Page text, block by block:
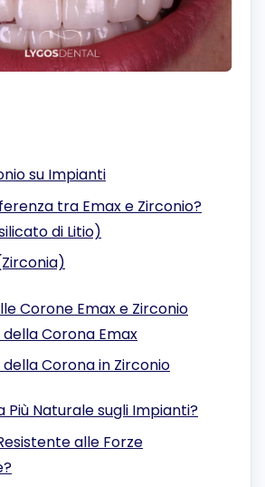
su Impianti
tra Emax e Zirconio?
di Litio)
Corone Emax e Zirconio
Corona Emax
Corona in Zirconio
Più Naturale sugli Impianti?
alle Forze